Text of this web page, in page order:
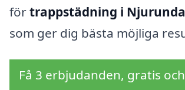
förtrappstädning i
som ger dig bästa möjliga
Få 3 erbjudanden, gratis